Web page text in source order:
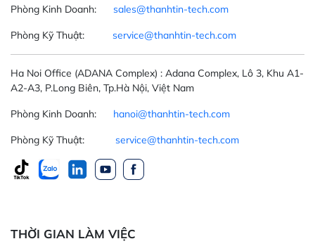
Phòng Kinh Doanh: sales@thanhtin-tech.com
Phòng Kỹ Thuật: service@thanhtin-tech.com
Ha Noi Office (ADANA Complex) : Adana Complex, Lô 3, Khu A1-
A2-A3, P.Long Biên, Tp.Hà Nội, Việt Nam
Phòng Kinh Doanh: hanoi@thanhtin-tech.com
Phòng Kỹ Thuật: service@thanhtin-tech.com
THỜI GIAN LÀM VIỆC